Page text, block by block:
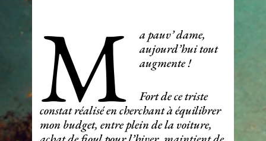
M
a pauv’ dame,
aujourd’hui tout
augmente !
Fort de ce triste
constat réalisé en cherchant à équilibrer
mon budget, entre plein de la voiture,